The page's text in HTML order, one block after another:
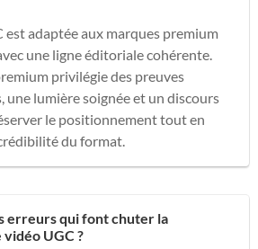
est adaptée aux marques premium
une ligne éditoriale cohérente.
privilégie des preuves
une lumière soignée et un discours
le positionnement tout en
du format.
erreurs qui font chuter la
UGC ?